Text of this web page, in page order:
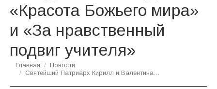
«Красота Божьего мира»
и «За нравственный
подвиг учителя»
Вы здесь:
Главная
Новости
Святейший Патриарх Кирилл и Валентина…